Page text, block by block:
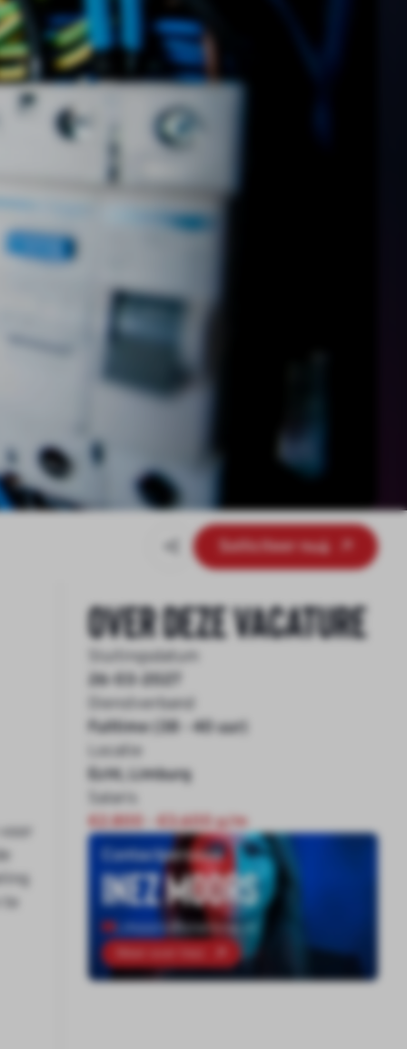
Solliciteer nu
Over deze vacature
Sluitingsdatum
26-03-2027
Dienstverband
Fulltime (38 - 40 uur)
Locatie
Echt, Limburg
Salaris
€2.800 - €3.600 p/m
Contactpersoon
Inez Moors
i.moors@onenine.nl
Meer over Inez